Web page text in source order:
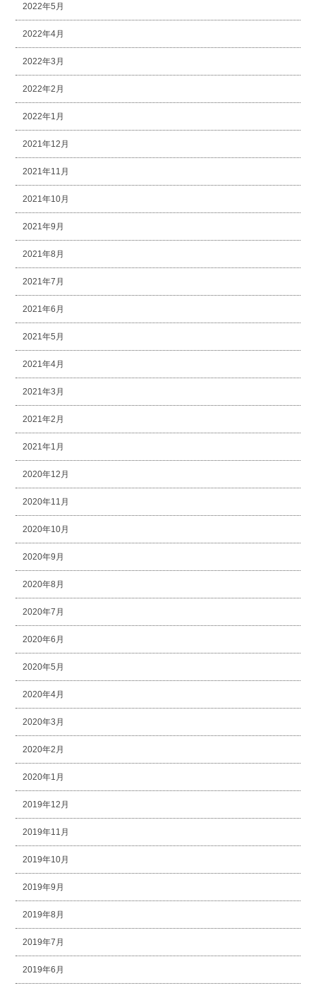
2022年5月
2022年4月
2022年3月
2022年2月
2022年1月
2021年12月
2021年11月
2021年10月
2021年9月
2021年8月
2021年7月
2021年6月
2021年5月
2021年4月
2021年3月
2021年2月
2021年1月
2020年12月
2020年11月
2020年10月
2020年9月
2020年8月
2020年7月
2020年6月
2020年5月
2020年4月
2020年3月
2020年2月
2020年1月
2019年12月
2019年11月
2019年10月
2019年9月
2019年8月
2019年7月
2019年6月